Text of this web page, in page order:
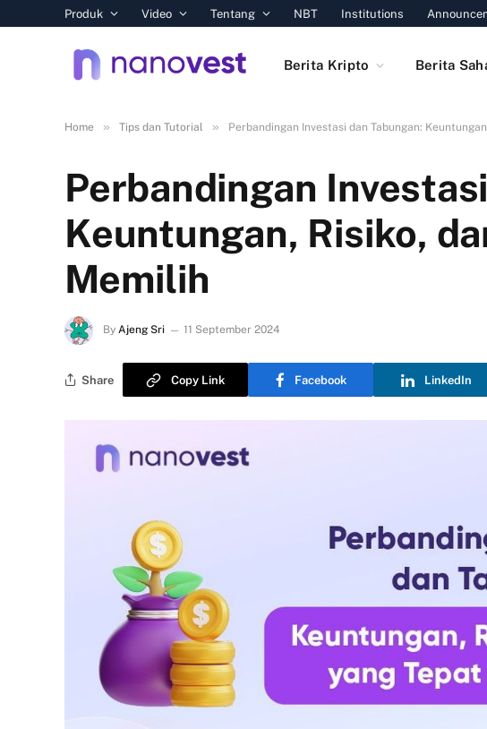
Produk Video Tentang NBT Institutions
Berita Kripto Berita
Home » Tips dan Tutorial » Perbandingan Investasi dan Tabungan:
Perbandingan
Keuntungan, Risiko,
Memilih
By Ajeng Sri 11 September 2024
Share Copy Link Facebook LinkedIn